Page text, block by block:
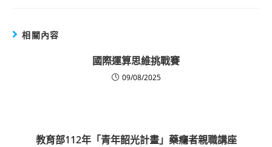
相關內容
國際運算思維挑戰賽
09/08/2025
教育部112年「青年韶光計畫」藥癮者親職講座